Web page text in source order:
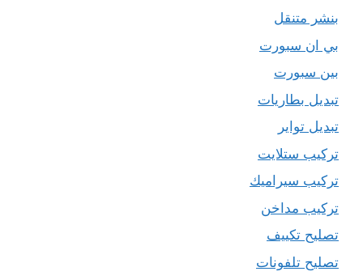
بنشر متنقل
بي ان سبورت
بين سبورت
تبديل بطاريات
تبديل تواير
تركيب ستلايت
تركيب سيراميك
تركيب مداخن
تصليح تكييف
تصليح تلفونات